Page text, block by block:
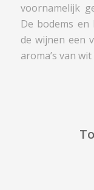
voornamelijk
De bodems
de wijnen een
aroma’s van